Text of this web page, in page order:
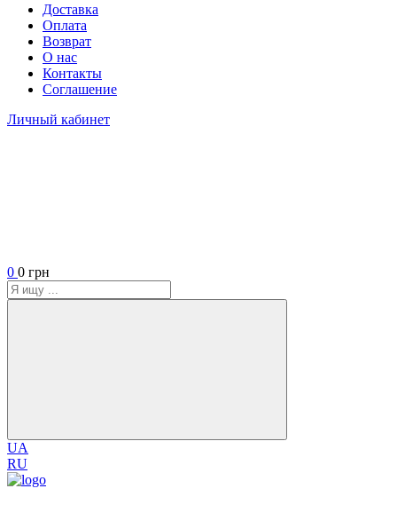
Доставка
Оплата
Возврат
О нас
Контакты
Соглашение
Личный кабинет
0 0 грн
UA
RU